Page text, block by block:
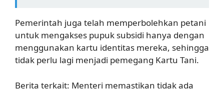
Pemerintah juga telah memperbolehkan petani
untuk mengakses pupuk subsidi hanya dengan
menggunakan kartu identitas mereka, sehingga
tidak perlu lagi menjadi pemegang Kartu Tani.
Berita terkait: Menteri memastikan tidak ada